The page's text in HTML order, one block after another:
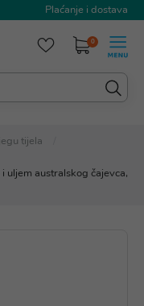
Plaćanje i dostava
0
tijela
uljem australskog čajevca,